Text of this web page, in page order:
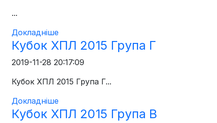
...
Докладніше
Кубок ХПЛ 2015 Група Г
2019-11-28 20:17:09
Кубок ХПЛ 2015 Група Г...
Докладніше
Кубок ХПЛ 2015 Група В